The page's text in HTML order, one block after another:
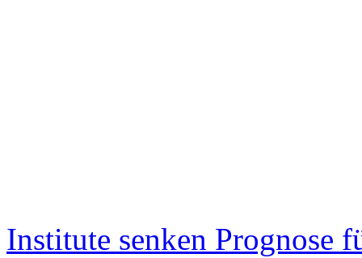
Institute senken Prognose